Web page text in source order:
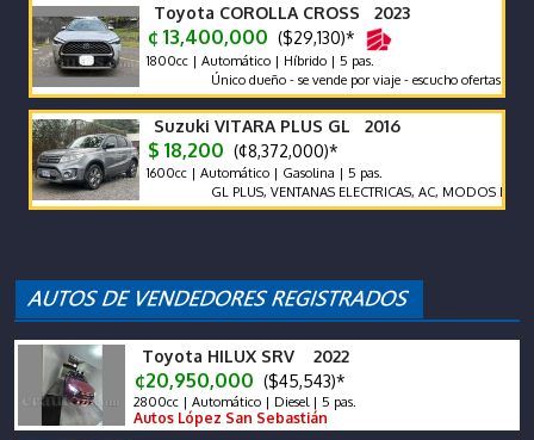
Toyota COROLLA CROSS 2023
¢ 13,400,000 ($29,130)*
1800cc | Automático | Híbrido | 5 pas.
Único dueño - se vende por viaje - escucho ofertas
Suzuki VITARA PLUS GL 2016
$ 18,200 (¢8,372,000)*
1600cc | Automático | Gasolina | 5 pas.
GL PLUS, VENTANAS ELECTRICAS, AC, MODOS DE
Toyota HILUX SRV 2022
¢20,950,000 ($45,543)*
2800cc | Automático | Diesel | 5 pas.
Autos López San Sebastián